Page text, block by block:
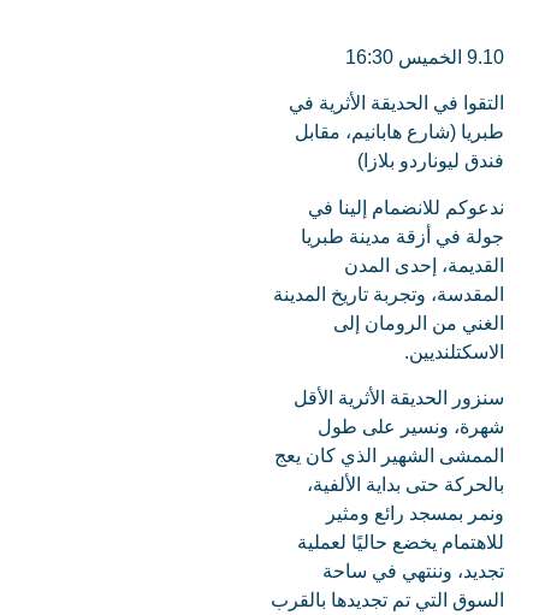
9.10 الخميس 16:30
التقوا في الحديقة الأثرية في
طبريا (شارع هابانيم، مقابل
فندق ليوناردو بلازا)
ندعوكم للانضمام إلينا في
جولة في أزقة مدينة طبريا
القديمة، إحدى المدن
المقدسة، وتجربة تاريخ المدينة
الغني من الرومان إلى
الاسكتلنديين.
سنزور الحديقة الأثرية الأقل
شهرة، ونسير على طول
الممشى الشهير الذي كان يعج
بالحركة حتى بداية الألفية،
ونمر بمسجد رائع ومثير
للاهتمام يخضع حاليًا لعملية
تجديد، وننتهي في ساحة
السوق التي تم تجديدها بالقرب